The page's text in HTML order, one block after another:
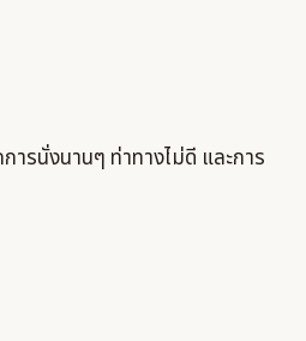
ารนั่งนานๆ ท่าทางไม่ดี และการ